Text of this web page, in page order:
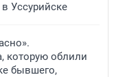
Уссурийске
которую облили
бывшего,